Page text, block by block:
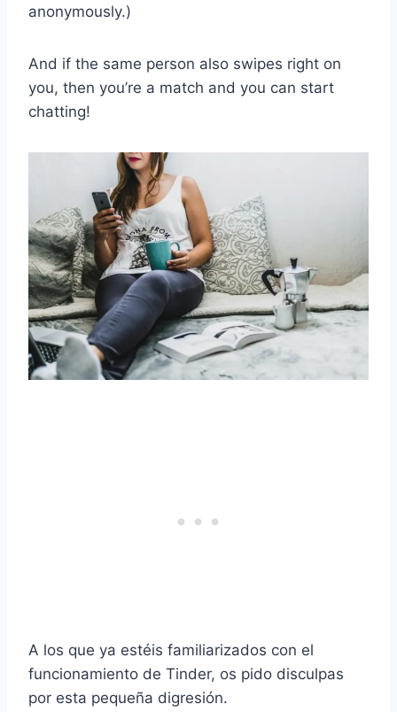
anonymously.)
And if the same person also swipes right on
you, then you’re a match and you can start
chatting!
A los que ya estéis familiarizados con el
funcionamiento de Tinder, os pido disculpas
por esta pequeña digresión.